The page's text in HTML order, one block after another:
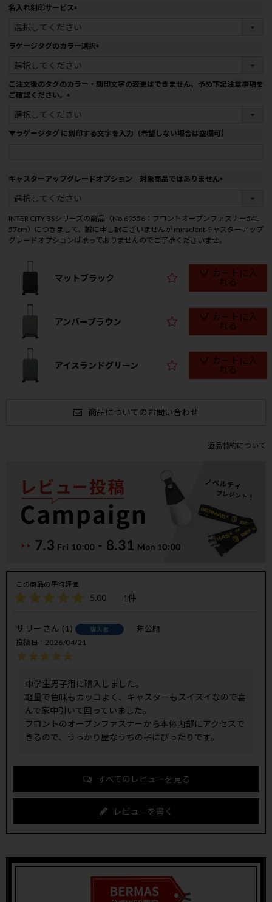
名入れ刻印サービス
必
須
ラゲージタグのカラー選択
須
ご注文後のタグのカラー・刻印文字の変更はできません。予め下記注意事項を
ご確認ください。
必
須
▼ラゲージタグ に刻印する文字を入力（希望しない場合は空欄可）
キャスターアップグレードオプション 対象商品ではありません
須
)
INTER CITY BSシリーズの商品（No.60556：フロントオープンファスナー54L
57cm）につきまして、誠に申し訳ございませんが miraclentキャスターアップ
グレードオプションは承っておりませんのでご了承くださいませ。
マットブラック
カートに入
れる
アンバーブラウン
カートに入
れる
アイスランドグリーン
カートに入
れる
商品についてのお問い合わせ
返品特約について
5.00 1
サリー 1 購入者 非公開
投稿日 2026/04/21
中学生男子用に購入しました。
軽量で色味もカッコよく、キャスターもスイスイなので喜
んで家中引いて回っていました。
フロントのオープンファスナーから本体内部にアクセスで
きるので、うっかり屋なうちの子にぴったりです。
すべてのレビューを見る
レビューを書く